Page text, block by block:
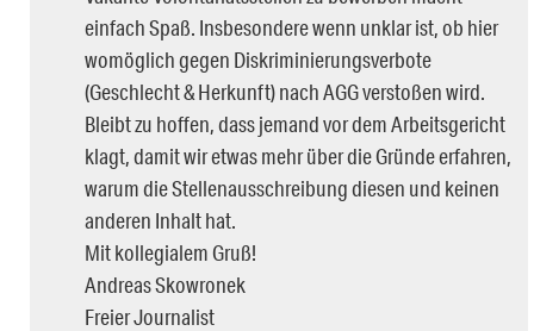
einfach Spaß. Insbesondere wenn unklar ist, ob hier
womöglich gegen Diskriminierungsverbote
(Geschlecht & Herkunft) nach AGG verstoßen wird.
Bleibt zu hoffen, dass jemand vor dem Arbeitsgericht
klagt, damit wir etwas mehr über die Gründe erfahren,
warum die Stellenausschreibung diesen und keinen
anderen Inhalt hat.
Mit kollegialem Gruß!
Andreas Skowronek
Freier Journalist